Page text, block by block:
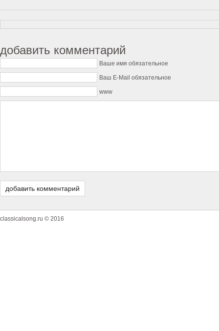
добавить комментарий
Ваше имя обязательное
Ваш E-Mail обязательное
www
classicalsong.ru © 2016